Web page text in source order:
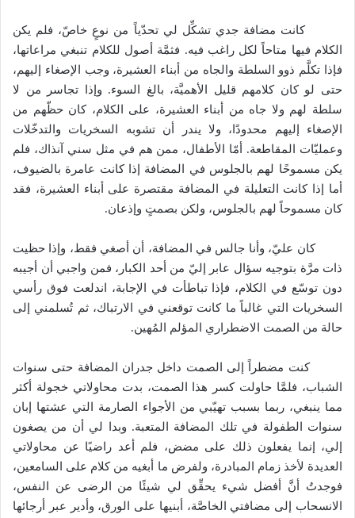
كانت مضافة جدي تشكِّل لي تحدّياً من نوعٍ خاصّ، فلم يكن
الكلام فيها متاحاً لكل راغب فيه. فثمَّة أصول للكلام تنبغي مراعاتها،
فإذا تكلَّم ذوو السلطة والجاه من أبناء العشيرة، وجب الإصغاء إليهم،
حتى لو كان كلامهم قليل الأهميَّة، بالغ السوء. وإذا تجاسر من لا
سلطة لهم ولا جاه من أبناء العشيرة، على الكلام، كان حظّهم من
الإصغاء إليهم محدودًا، ولا يندر أن تشوبه السخريات والتدخّلات
وعمليّات المقاطعة. أمّا الأطفال، ممن هم في مثل سني آنذاك، فلم
يكن مسموحًا لهم بالجلوس في المضافة إذا كانت عامرة بالضيوف،
أما إذا كانت التعليلة في المضافة مقتصرة على أبناء العشيرة، فقد
كان مسموحاً لهم بالجلوس، ولكن بصمتٍ وإذعان.
كان عليّ، وأنا جالس في المضافة، أن أصغي فقط، وإذا حظيت
ذات مرَّة بتوجيه سؤال عابر إليّ من أحد الكبار، فمن واجبي أن أجيبه
دون توسّع في الكلام، فإذا تباطأت في الإجابة، اندلعت فوق رأسي
السخريات التي غالباً ما كانت توقعني في الارتباك، ثم تُسلمني إلى
حالة من الصمت الاضطراري المؤلم المُهين.
كنت مضطراً إلى الصمت داخل جدران المضافة حتى سنوات
الشباب، فلمَّا حاولت كسر هذا الصمت، بدت محاولاتي خجولة أكثر
مما ينبغي، ربما بسبب تهيّبي من الأجواء الصارمة التي عشتها إبان
سنوات الطفولة في تلك المضافة المتعبة. وبدا لي أن من يصغون
إلي، إنما يفعلون ذلك على مضض، فلم أعد راضيًا عن محاولاتي
العديدة لأخذ زمام المبادرة، ولفرض ما أبغيه من كلام على السامعين،
فوجدتُ أنَّ أفضل شيء يحقِّق لي شيئًا من الرضى عن النفس،
الانسحاب إلى مضافتي الخاصَّة، أبنيها على الورق، وأدير عبر أرجائها